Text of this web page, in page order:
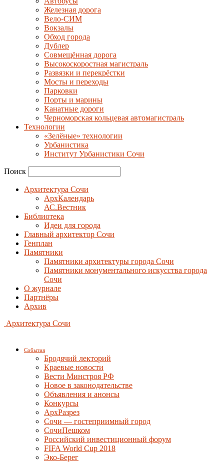
Железная дорога
Вело-СИМ
Вокзалы
Обход города
Дублер
Совмещённая дорога
Высокоскоростная магистраль
Развязки и перекрёстки
Мосты и переходы
Парковки
Порты и марины
Канатные дороги
Черноморская кольцевая автомагистраль
Технологии
«Зелёные» технологии
Урбанистика
Институт Урбанистики Сочи
Поиск
Архитектура Сочи
АрхКалендарь
АС.Вестник
Библиотека
Идеи для города
Главный архитектор Сочи
Генплан
Памятники
Памятники архитектуры города Сочи
Памятники монументального искусства города
Сочи
О журнале
Партнёры
Архив
Архитектура Сочи
События
Бродячий лекторий
Краевые новости
Вести Минстроя РФ
Новое в законодательстве
Объявления и анонсы
Конкурсы
АрхРазрез
Сочи — гостеприимный город
СочиПешком
Российский инвестиционный форум
FIFA World Cup 2018
Эко-Берег